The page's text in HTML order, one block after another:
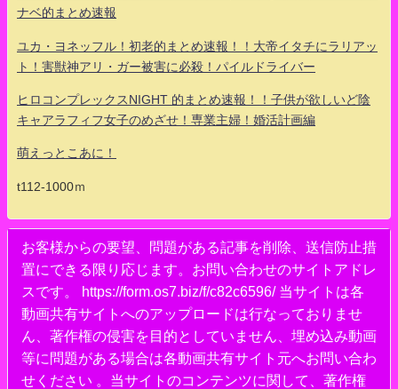
ナベ的まとめ速報
ユカ・ヨネッフル！初老的まとめ速報！！大帝イタチにラリアッ
ト！害獣神アリ・ガー被害に必殺！パイルドライバー
ヒロコンプレックスNIGHT 的まとめ速報！！子供が欲しいど陰
キャアラフィフ女子のめざせ！専業主婦！婚活計画編
萌えっとこあに！
t112-1000ｍ
お客様からの要望、問題がある記事を削除、送信防止措
置にできる限り応じます。お問い合わせのサイトアドレ
スです。 https://form.os7.biz/f/c82c6596/ 当サイトは各
動画共有サイトへのアップロードは行なっておりませ
ん、著作権の侵害を目的としていません、埋め込み動画
等に問題がある場合は各動画共有サイト元へお問い合わ
せください 。当サイトのコンテンツに関して、著作権